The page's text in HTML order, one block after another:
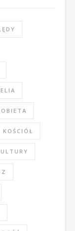
KOŚCIÓŁ